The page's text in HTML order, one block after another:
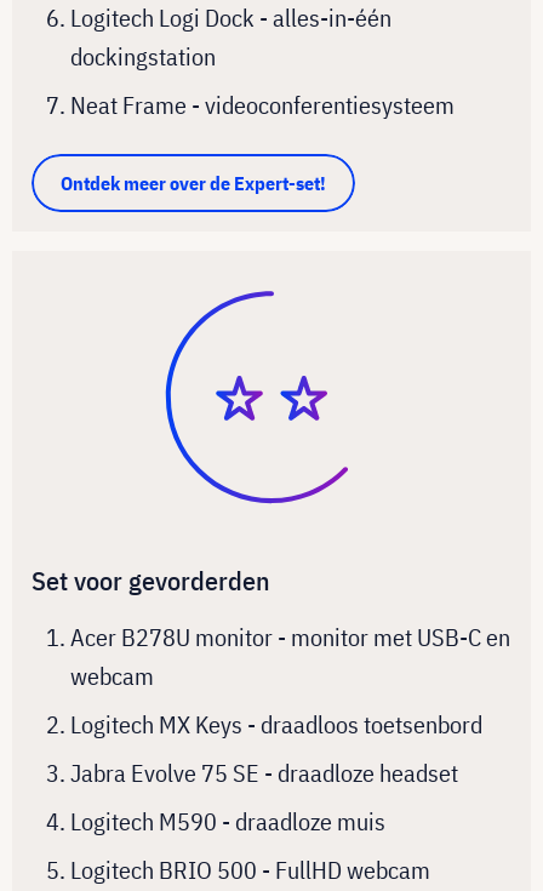
Logitech Logi Dock - alles-in-één
dockingstation
Neat Frame - videoconferentiesysteem
Ontdek meer over de Expert-set!
Set voor gevorderden
Acer B278U monitor - monitor met USB-C en
webcam
Logitech MX Keys - draadloos toetsenbord
Jabra Evolve 75 SE - draadloze headset
Logitech M590 - draadloze muis
Logitech BRIO 500 - FullHD webcam